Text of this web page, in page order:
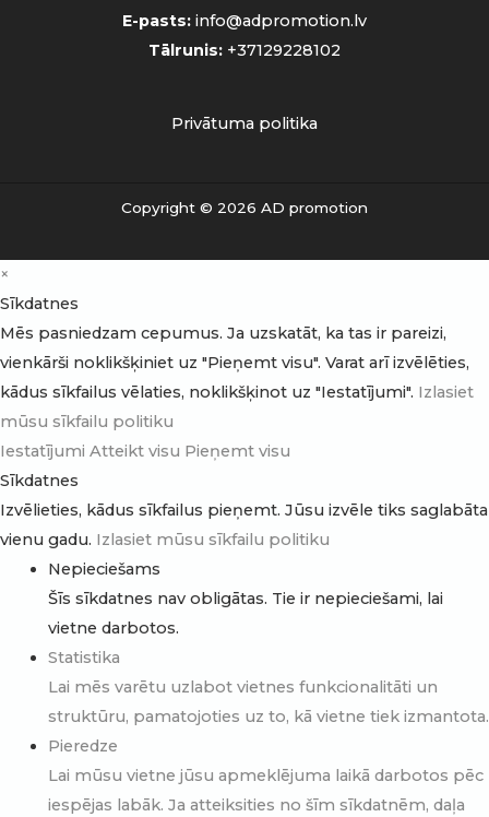
E-pasts: info@adpromotion.lv
Tālrunis: +37129228102
Privātuma politika
Copyright © 2026 AD promotion
×
Sīkdatnes
Mēs pasniedzam cepumus. Ja uzskatāt, ka tas ir pareizi,
vienkārši noklikšķiniet uz "Pieņemt visu". Varat arī izvēlēties,
kādus sīkfailus vēlaties, noklikšķinot uz "Iestatījumi". Izlasiet
mūsu sīkfailu politiku
Iestatījumi Atteikt visu Pieņemt visu
Sīkdatnes
Izvēlieties, kādus sīkfailus pieņemt. Jūsu izvēle tiks saglabāta
vienu gadu. Izlasiet mūsu sīkfailu politiku
Nepieciešams
Šīs sīkdatnes nav obligātas. Tie ir nepieciešami, lai
vietne darbotos.
Statistika
Lai mēs varētu uzlabot vietnes funkcionalitāti un
struktūru, pamatojoties uz to, kā vietne tiek izmantota.
Pieredze
Lai mūsu vietne jūsu apmeklējuma laikā darbotos pēc
iespējas labāk. Ja atteiksities no šīm sīkdatnēm, daļa